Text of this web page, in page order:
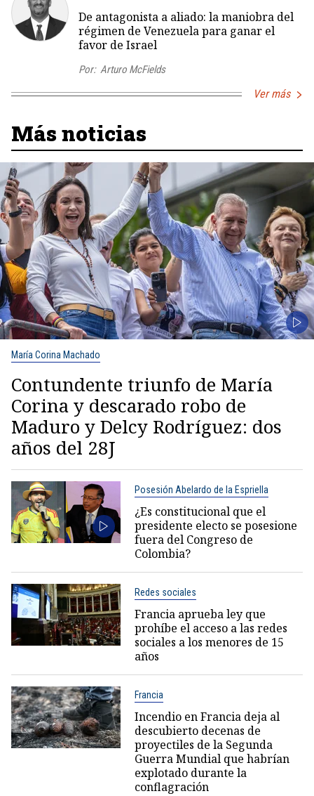
De antagonista a aliado: la maniobra del
régimen de Venezuela para ganar el
favor de Israel
Por: Arturo McFields
Ver más
Más noticias
María Corina Machado
Contundente triunfo de María
Corina y descarado robo de
Maduro y Delcy Rodríguez: dos
años del 28J
Posesión Abelardo de la Espriella
¿Es constitucional que el
presidente electo se posesione
fuera del Congreso de
Colombia?
Redes sociales
Francia aprueba ley que
prohíbe el acceso a las redes
sociales a los menores de 15
años
Francia
Incendio en Francia deja al
descubierto decenas de
proyectiles de la Segunda
Guerra Mundial que habrían
explotado durante la
conflagración